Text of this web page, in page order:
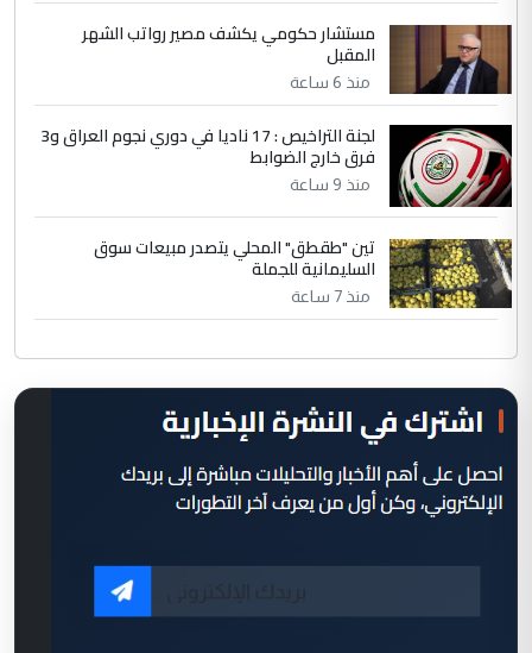
مستشار حكومي يكشف مصير رواتب الشهر
المقبل
منذ 6 ساعة
لجنة التراخيص : 17 ناديا في دوري نجوم العراق و3
فرق خارج الضوابط
منذ 9 ساعة
تين "طقطق" المحلي يتصدر مبيعات سوق
السليمانية للجملة
منذ 7 ساعة